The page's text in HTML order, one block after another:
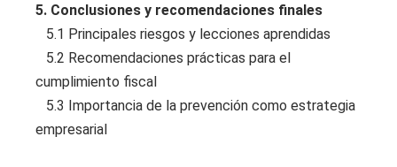
5. Conclusiones y recomendaciones finales
5.1 Principales riesgos y lecciones aprendidas
5.2 Recomendaciones prácticas para el
cumplimiento fiscal
5.3 Importancia de la prevención como estrategia
empresarial